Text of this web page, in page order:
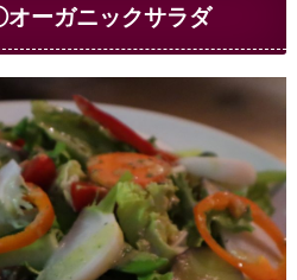
ーガニックサラダ